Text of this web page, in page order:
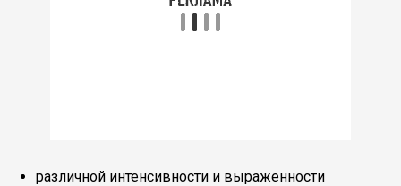
различной интенсивности и выраженности